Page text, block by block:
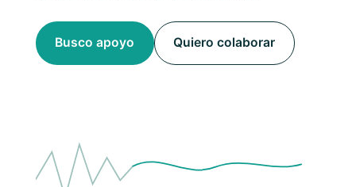
Busco apoyo Quiero colaborar